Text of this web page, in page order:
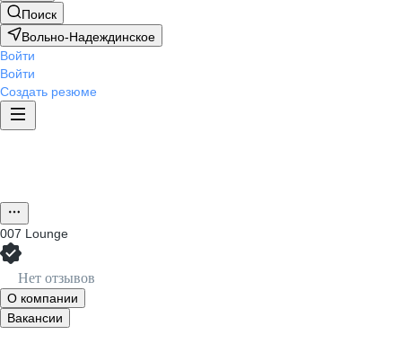
Поиск
Вольно-Надеждинское
Войти
Войти
Создать резюме
007 Lounge
Нет отзывов
О компании
Вакансии